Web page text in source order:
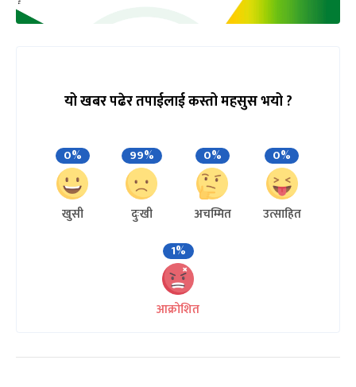
यो खबर पढेर तपाईलाई कस्तो महसुस भयो ?
0%
खुसी
99%
दुःखी
0%
अचम्मित
0%
उत्साहित
1%
आक्रोशित